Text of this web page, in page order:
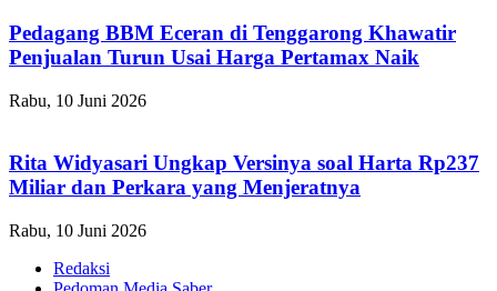
Pedagang BBM Eceran di Tenggarong Khawatir
Penjualan Turun Usai Harga Pertamax Naik
Rabu, 10 Juni 2026
Rita Widyasari Ungkap Versinya soal Harta Rp237
Miliar dan Perkara yang Menjeratnya
Rabu, 10 Juni 2026
Redaksi